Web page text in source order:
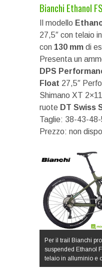
Bianchi Ethanol
Il modello
27,5″ con telaio
con 130 mm di
Presenta un
DPS
Float 27,5″
Shimano XT
ruote DT Swiss
Taglie: 38-43-
Prezzo: non
Per il trail Bianchi
suspended Ethanol
telaio in alluminio e